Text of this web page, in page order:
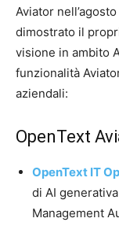
Aviator
dimostrato il
visione in ambito
funzionalità
aziendali:
OpenText
OpenText IT
di AI
Management